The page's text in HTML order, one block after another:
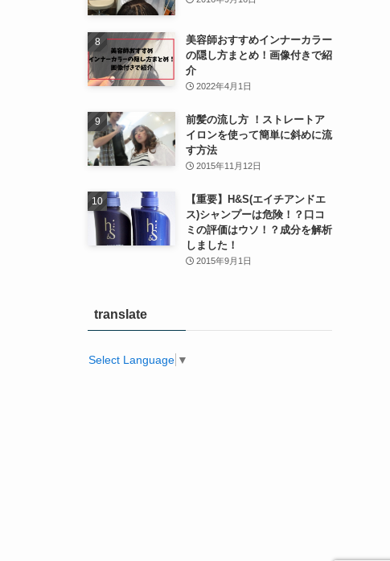
美容師おすすめインナーカラー
の隠し方まとめ！画像付きで紹
介
2022年4月1日
前髪の流し方 ！ストレートア
イロンを使って簡単に斜めに流
す方法
2015年11月12日
【重要】H&S(エイチアンドエ
ス)シャンプーは危険！？口コ
ミの評価はウソ！？成分を解析
しました！
2015年9月1日
translate
Select Language ▼